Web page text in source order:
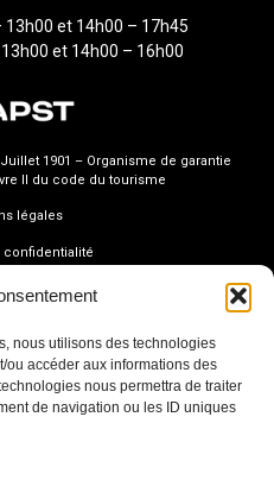
nous utilisons des technologies
ou accéder aux informations des
nous permettra de traiter
de navigation ou les ID uniques
13h00 et 14h00 – 17h45
et 14h00 – 16h00
1901 – Organisme de garantie
II du code du tourisme
légales